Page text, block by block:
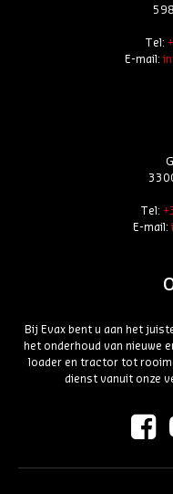
Tel:
E-mail:
Tel:
E-mail:
Bij Evax bent u aan het
het onderhoud van nieuwe
loader en tractor tot
dienst vanuit onze